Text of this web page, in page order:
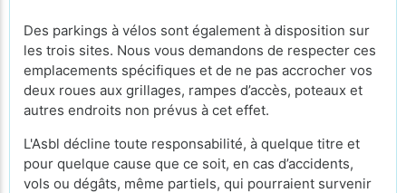
Des parkings à vélos sont également à disposition sur
les trois sites. Nous vous demandons de respecter ces
emplacements spécifiques et de ne pas accrocher vos
deux roues aux grillages, rampes d’accès, poteaux et
autres endroits non prévus à cet effet.
L'Asbl décline toute responsabilité, à quelque titre et
pour quelque cause que ce soit, en cas d’accidents,
vols ou dégâts, même partiels, qui pourraient survenir